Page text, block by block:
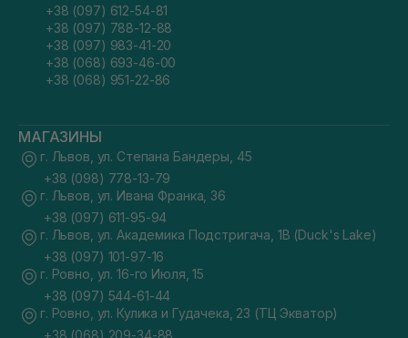
+38 (097) 612-54-81
+38 (097) 788-12-88
+38 (097) 983-41-20
+38 (068) 693-46-00
+38 (068) 951-22-86
МАГАЗИНЫ
г. Львов, ул. Степана Бандеры, 45
+38 (098) 778-13-79
г. Львов, ул. Ивана Франка, 36
+38 (097) 611-95-94
г. Львов, ул. Академика Подстригача, 1В (Duck's Lake)
+38 (097) 101-97-16
г. Ровно, ул. 16-го Июля, 15
+38 (097) 544-61-44
г. Ровно, ул. Кулика и Гудачека, 23 (ТЦ Экватор)
+38 (068) 209-34-88